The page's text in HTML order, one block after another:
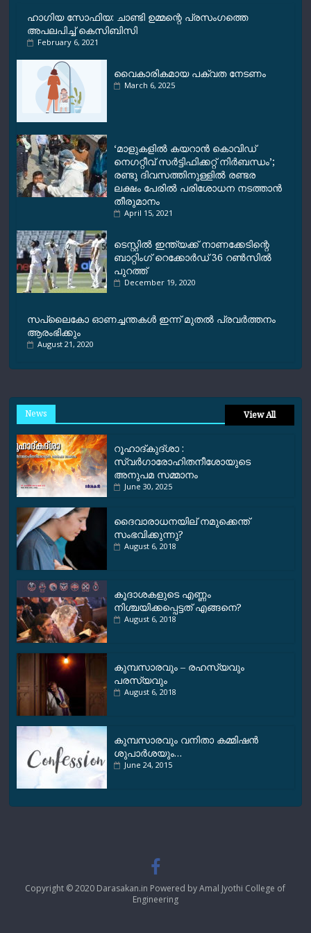
k
p
m
k
ഹാഗിയ സോഫിയ: ചാണ്ടി ഉമ്മന്റെ പ്രസംഗത്തെ
അപലപിച്ച് കെ‌സി‌ബി‌സി
February 6, 2021
വൈകാരികമായ പക്വത നേടണം
March 6, 2025
‘മാളുകളില്‍ കയറാന്‍ കൊവിഡ്
നെഗറ്റീവ് സര്‍ട്ടിഫിക്കറ്റ് നിര്‍ബന്ധം’;
രണ്ടു ദിവസത്തിനുള്ളില്‍ രണ്ടര
ലക്ഷം പേരില്‍ പരിശോധന നടത്താന്‍
തീരുമാനം
April 15, 2021
ടെസ്റ്റില്‍ ഇന്ത്യക്ക് നാണക്കേടിന്റെ
ബാറ്റിംഗ് റെക്കോര്‍ഡ് 36 റണ്‍സില്‍
പുറത്ത്
December 19, 2020
സപ്ലൈകോ ഓണച്ചന്തകൾ ഇന്ന് മുതൽ പ്രവർത്തനം
ആരംഭിക്കും
August 21, 2020
News View All
റൂഹാദ്‌കുദ്‌ശാ :
സ്വർഗാരോഹിതനീശോയുടെ
അനുപമ സമ്മാനം
June 30, 2025
ദൈവാരാധനയില് നമുക്കെന്ത്
സംഭവിക്കുന്നു?
August 6, 2018
കൂദാശകളുടെ എണ്ണം
നിശ്ചയിക്കപ്പെട്ടത് എങ്ങനെ?
August 6, 2018
കുമ്പസാരവും – രഹസ്യവും
പരസ്യവും
August 6, 2018
കുമ്പസാരവും വനിതാ കമ്മിഷന്‍
ശുപാര്‍ശയും…
June 24, 2015
Copyright © 2020 Darasakan.in Powered by Amal Jyothi College of
Engineering